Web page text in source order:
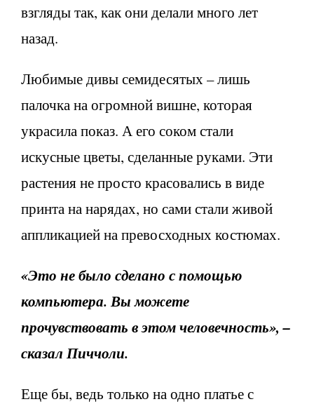
взгляды так, как они делали много лет
назад.
Любимые дивы семидесятых – лишь
палочка на огромной вишне, которая
украсила показ. А его соком стали
искусные цветы, сделанные руками. Эти
растения не просто красовались в виде
принта на нарядах, но сами стали живой
аппликацией на превосходных костюмах.
«Это не было сделано с помощью
компьютера. Вы можете
прочувствовать в этом человечность», –
сказал Пиччоли.
Еще бы, ведь только на одно платье с